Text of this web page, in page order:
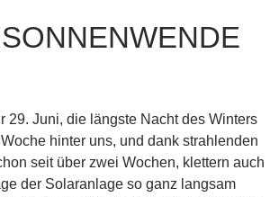
29. Juni, die längste Nacht des Winters
hinter uns, und dank strahlenden
seit über zwei Wochen, klettern auch
der Solaranlage so ganz langsam